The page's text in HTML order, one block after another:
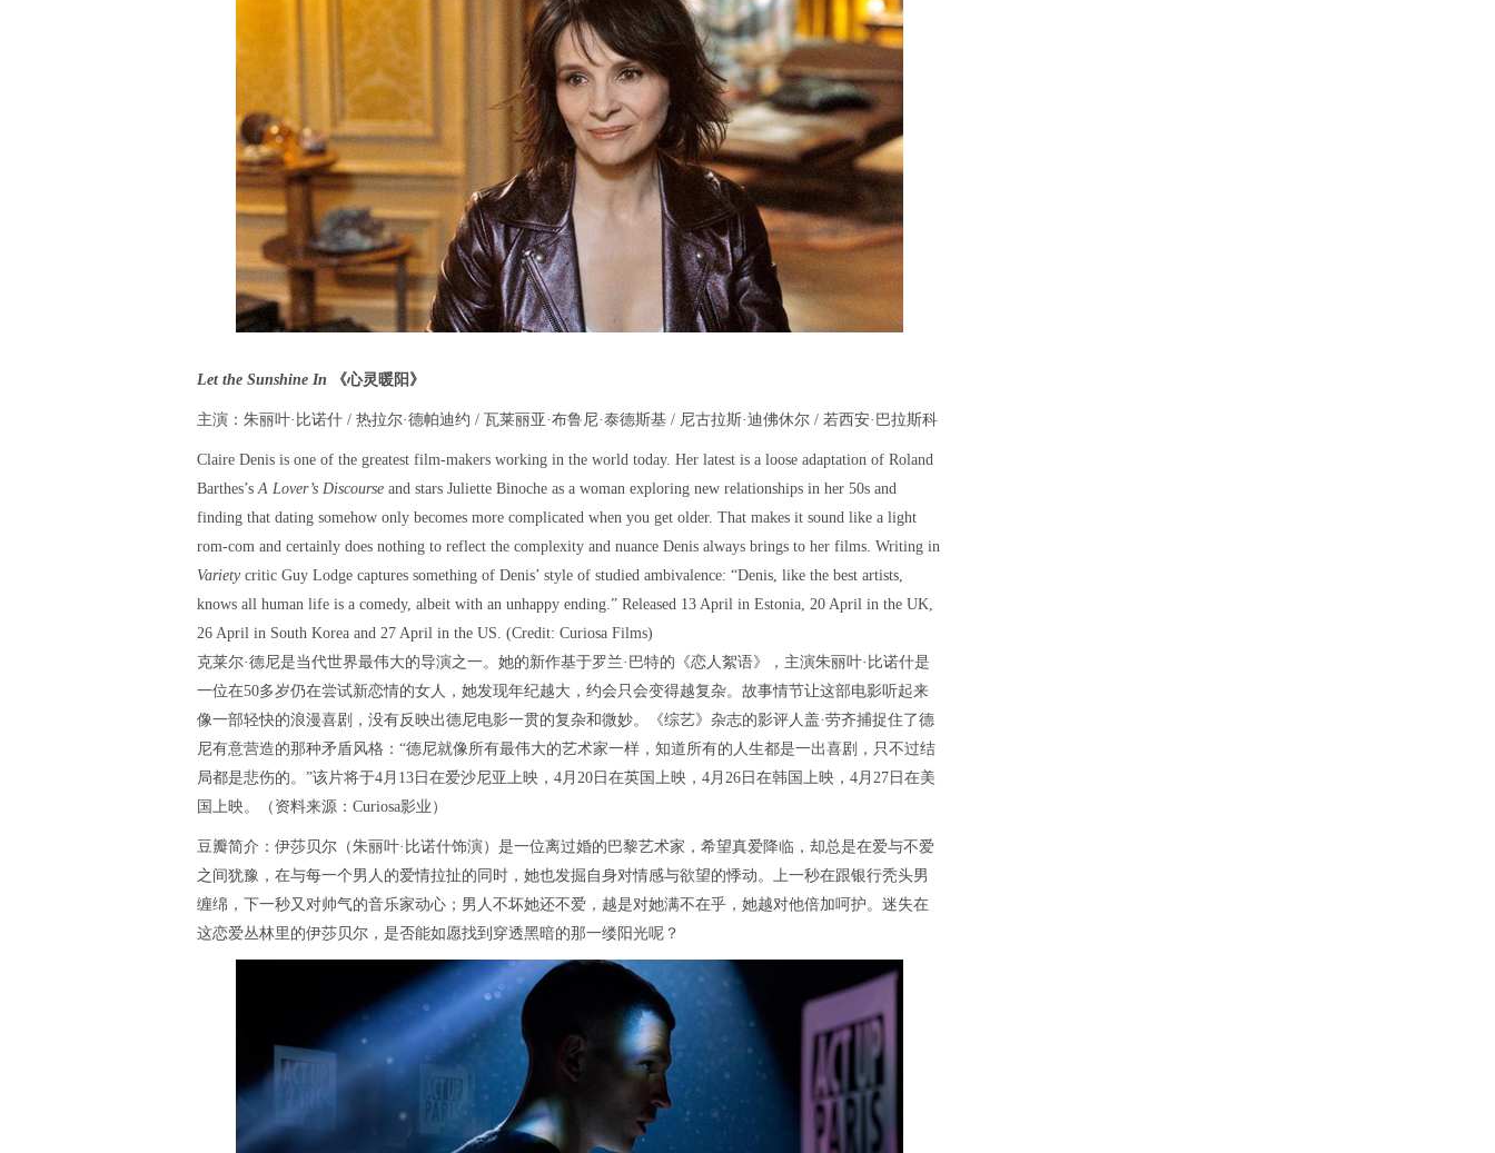
Let the Sunshine In 《心灵暖阳》
主演：朱丽叶·比诺什 / 热拉尔·德帕迪约 / 瓦莱丽亚·布鲁尼·泰德斯基 / 尼古拉斯·迪佛休尔 / 若西安·巴拉斯科
Claire Denis is one of the greatest film-makers working in the world today. Her latest is a loose adaptation of Roland
Barthes’sA Lover’s Discourse and stars Juliette Binoche as a woman exploring new relationships in her 50s and
finding that dating somehow only becomes more complicated when you get older. That makes it sound like a light
rom-com and certainly does nothing to reflect the complexity and nuance Denis always brings to her films. Writing in
Varietycritic Guy Lodge captures something of Denis’ style of studied ambivalence: “Denis, like the best artists,
knows all human life is a comedy, albeit with an unhappy ending.” Released 13 April in Estonia, 20 April in the UK,
26 April in South Korea and 27 April in the US. (Credit: Curiosa Films)
克莱尔·德尼是当代世界最伟大的导演之一。她的新作基于罗兰·巴特的《恋人絮语》，主演朱丽叶·比诺什是
一位在50多岁仍在尝试新恋情的女人，她发现年纪越大，约会只会变得越复杂。故事情节让这部电影听起来
像一部轻快的浪漫喜剧，没有反映出德尼电影一贯的复杂和微妙。《综艺》杂志的影评人盖·劳齐捕捉住了德
尼有意营造的那种矛盾风格：“德尼就像所有最伟大的艺术家一样，知道所有的人生都是一出喜剧，只不过结
局都是悲伤的。”该片将于4月13日在爱沙尼亚上映，4月20日在英国上映，4月26日在韩国上映，4月27日在美
国上映。（资料来源：Curiosa影业）
豆瓣简介：伊莎贝尔（朱丽叶·比诺什饰演）是一位离过婚的巴黎艺术家，希望真爱降临，却总是在爱与不爱
之间犹豫，在与每一个男人的爱情拉扯的同时，她也发掘自身对情感与欲望的悸动。上一秒在跟银行秃头男
缠绵，下一秒又对帅气的音乐家动心；男人不坏她还不爱，越是对她满不在乎，她越对他倍加呵护。迷失在
这恋爱丛林里的伊莎贝尔，是否能如愿找到穿透黑暗的那一缕阳光呢？